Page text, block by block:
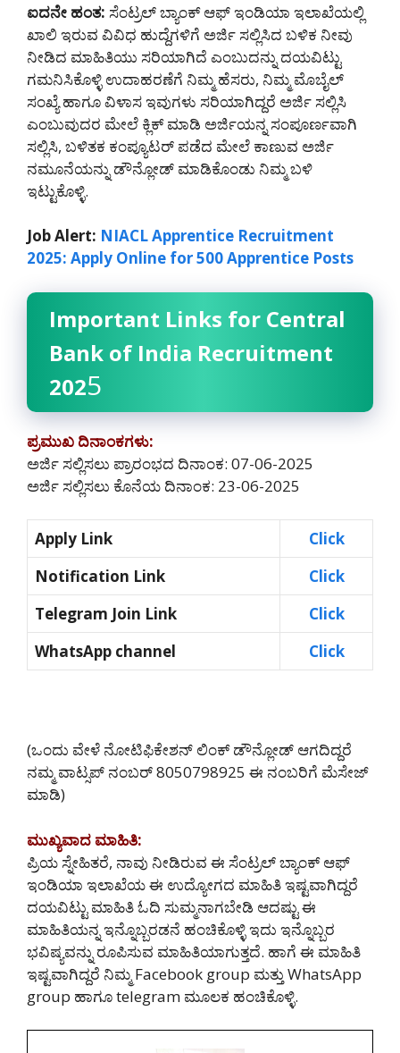
ಐದನೇ ಹಂತ: ಸೆಂಟ್ರಲ್ ಬ್ಯಾಂಕ್ ಆಫ್ ಇಂಡಿಯಾ ಇಲಾಖೆಯಲ್ಲಿ
ಖಾಲಿ ಇರುವ ವಿವಿಧ ಹುದ್ದೆಗಳಿಗೆ ಅರ್ಜಿ ಸಲ್ಲಿಸಿದ ಬಳಿಕ ನೀವು
ನೀಡಿದ ಮಾಹಿತಿಯು ಸರಿಯಾಗಿದೆ ಎಂಬುದನ್ನು ದಯವಿಟ್ಟು
ಗಮನಿಸಿಕೊಳ್ಳಿ ಉದಾಹರಣೆಗೆ ನಿಮ್ಮ ಹೆಸರು, ನಿಮ್ಮ ಮೊಬೈಲ್
ಸಂಖ್ಯೆ ಹಾಗೂ ವಿಳಾಸ ಇವುಗಳು ಸರಿಯಾಗಿದ್ದರೆ ಅರ್ಜಿ ಸಲ್ಲಿಸಿ
ಎಂಬುವುದರ ಮೇಲೆ ಕ್ಲಿಕ್ ಮಾಡಿ ಅರ್ಜಿಯನ್ನ ಸಂಪೂರ್ಣವಾಗಿ
ಸಲ್ಲಿಸಿ, ಬಳಿತಕ ಕಂಪ್ಯೂಟರ್ ಪಡೆದ ಮೇಲೆ ಕಾಣುವ ಅರ್ಜಿ
ನಮೂನೆಯನ್ನು ಡೌನ್ಲೋಡ್ ಮಾಡಿಕೊಂಡು ನಿಮ್ಮ ಬಳಿ
ಇಟ್ಟುಕೊಳ್ಳಿ.
Job Alert: NIACL Apprentice Recruitment
2025: Apply Online for 500 Apprentice Posts
Important Links for Central
Bank of India Recruitment
2025
ಪ್ರಮುಖ ದಿನಾಂಕಗಳು:
ಅರ್ಜಿ ಸಲ್ಲಿಸಲು ಪ್ರಾರಂಭದ ದಿನಾಂಕ: 07-06-2025
ಅರ್ಜಿ ಸಲ್ಲಿಸಲು ಕೊನೆಯ ದಿನಾಂಕ: 23-06-2025
Apply Link
Click
Notification Link
Click
Telegram Join Link
Click
WhatsApp channel
Click
(ಒಂದು ವೇಳೆ ನೋಟಿಫಿಕೇಶನ್ ಲಿಂಕ್ ಡೌನ್ಲೋಡ್ ಆಗದಿದ್ದರೆ
ನಮ್ಮ ವಾಟ್ಸಪ್ ನಂಬರ್ 8050798925‌ ಈ ನಂಬರಿಗೆ ಮೆಸೇಜ್
ಮಾಡಿ)
ಮುಖ್ಯವಾದ ಮಾಹಿತಿ:
ಪ್ರಿಯ ಸ್ನೇಹಿತರೆ, ನಾವು ನೀಡಿರುವ ಈ ಸೆಂಟ್ರಲ್ ಬ್ಯಾಂಕ್ ಆಫ್
ಇಂಡಿಯಾ ಇಲಾಖೆಯ ಈ ಉದ್ಯೋಗದ ಮಾಹಿತಿ ಇಷ್ಟವಾಗಿದ್ದರೆ
ದಯವಿಟ್ಟು ಮಾಹಿತಿ ಓದಿ ಸುಮ್ಮನಾಗಬೇಡಿ ಆದಷ್ಟು ಈ
ಮಾಹಿತಿಯನ್ನ ಇನ್ನೊಬ್ಬರಡನೆ ಹಂಚಿಕೊಳ್ಳಿ ಇದು ಇನ್ನೊಬ್ಬರ
ಭವಿಷ್ಯವನ್ನು ರೂಪಿಸುವ ಮಾಹಿತಿಯಾಗುತ್ತದೆ. ಹಾಗೆ ಈ ಮಾಹಿತಿ
ಇಷ್ಟವಾಗಿದ್ದರೆ ನಿಮ್ಮ Facebook group ಮತ್ತು WhatsApp
group ಹಾಗೂ telegram ಮೂಲಕ ಹಂಚಿಕೊಳ್ಳಿ.